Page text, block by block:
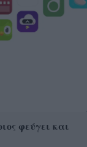
φεύγει και